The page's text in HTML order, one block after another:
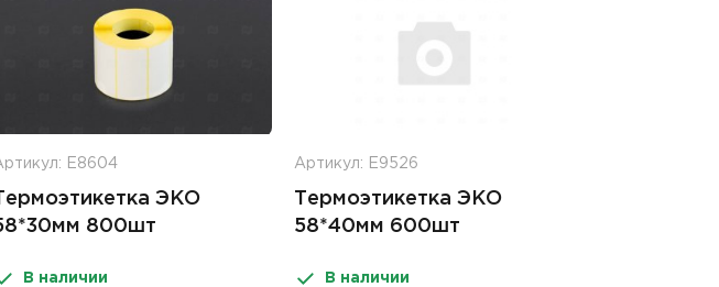
Е8604
Термоэтикетка ЭКО
800шт
В наличии
Артикул: Е9526
Термоэтикетка ЭКО
58*40мм 600шт
В наличии